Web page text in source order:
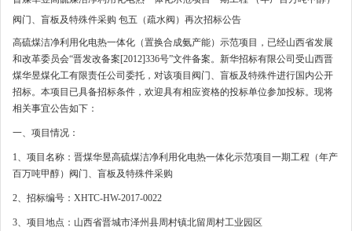
阀门、盲板及特殊件采购 包五（疏水阀）再次招标公告
高硫煤洁净利用化电热一体化（置换合成氨产能）示范项目，已经山西省发展
和改革委员会“晋发改备案[2012]336号”文件备案。新华招标有限公司受山西晋
煤华昱煤化工有限责任公司委托，对该项目阀门、盲板及特殊件进行国内公开
招标。本项目已具备招标条件，欢迎具有相应资格的投标单位参加投标。现将
相关事宜公告如下：
一、项目情况：
1、项目名称：晋煤华昱高硫煤洁净利用化电热一体化示范项目一期工程（年产
百万吨甲醇）阀门、盲板及特殊件采购
2、招标编号：XHTC-HW-2017-0022
3、项目地点：山西省晋城市泽州县周村镇北留周村工业园区